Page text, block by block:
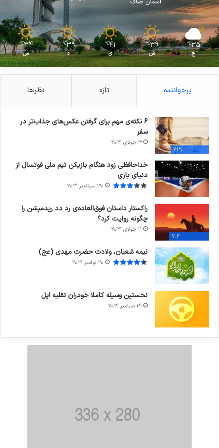
35
℃
ج
39
℃
ش
41
℃
ی
39
℃
د
34
℃
س
پرخواننده تازه نظرها
71%
6 نکته‌ی مهم برای گرفتن عکس‌های جذاب‌تر در
سفر
3 جولای 2021
خداحافظی زود هنگام بازیکن تیم ملی فوتسال از
دنیای بازی
30 سپتامبر 2021
7.4
راکستار داستان فوق‌العاده‌ی رد دد ریدمپشن را
چگونه روایت کرد؟
11 جولای 2021
نیمه شعبان، ولادت حضرت مهدی (عج)
20 نوامبر 2021
نخستین وسیله کاملا خودران نقلیه اپل
29 دسامبر 2021